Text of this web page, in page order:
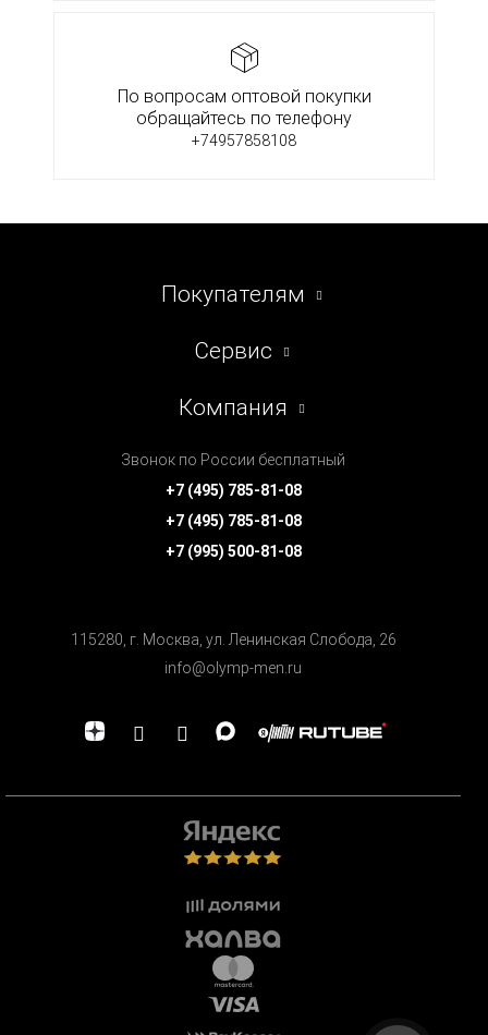
По вопросам оптовой покупки
обращайтесь по телефону
+74957858108
Покупателям
Сервис
Компания
Звонок по России бесплатный
+7 (495) 785-81-08
+7 (495) 785-81-08
+7 (995) 500-81-08
115280, г. Москва, ул. Ленинская Cлобода, 26
info@olymp-men.ru